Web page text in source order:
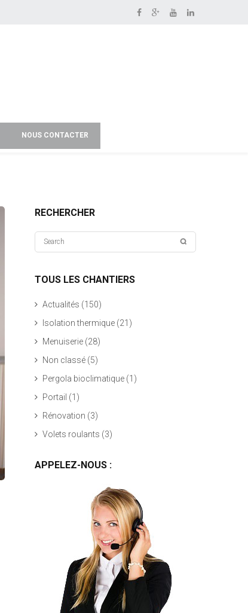
NOUS CONTACTER
RECHERCHER
TOUS LES CHANTIERS
Actualités (150)
Isolation thermique (21)
Menuiserie (28)
Non classé (5)
Pergola bioclimatique (1)
Portail (1)
Rénovation (3)
Volets roulants (3)
APPELEZ-NOUS :